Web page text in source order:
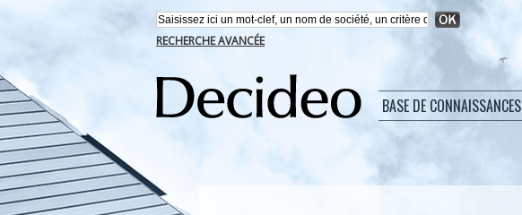
RECHERCHE AVANCÉE
BASE DE CONNAISSANCES